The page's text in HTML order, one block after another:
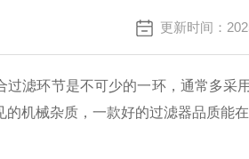
更新时间：
环节是不可少的一环，通常多采
的机械杂质，一款好的过滤器品质能